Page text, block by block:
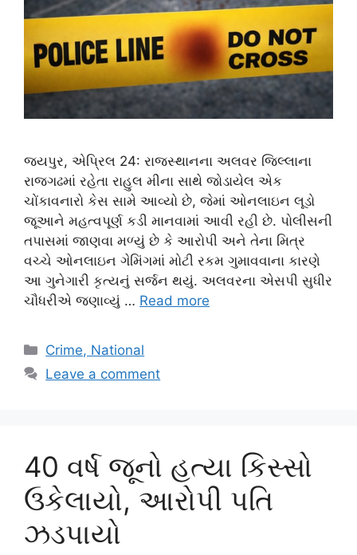
જયપુર, એપ્રિલ 24: રાજસ્થાનના અલવર જિલ્લાના
રાજગઢમાં રહેતા રાહુલ મીના સાથે જોડાયેલ એક
ચોંકાવનારો કેસ સામે આવ્યો છે, જેમાં ઓનલાઇન લૂડો
જૂઆને મહત્વપૂર્ણ કડી માનવામાં આવી રહી છે. પોલીસની
તપાસમાં જાણવા મળ્યું છે કે આરોપી અને તેના મિત્ર
વચ્ચે ઓનલાઇન ગેમિંગમાં મોટી રકમ ગુમાવવાના કારણે
આ ગુનેગારી કૃત્યનું સર્જન થયું. અલવરના એસપી સુધીર
ચૌધરીએ જણાવ્યું … Read more
Categories
Crime, National
Leave a comment
40 વર્ષ જૂનો હત્યા કિસ્સો
ઉકેલાયો, આરોપી પતિ
ઝડપાયો